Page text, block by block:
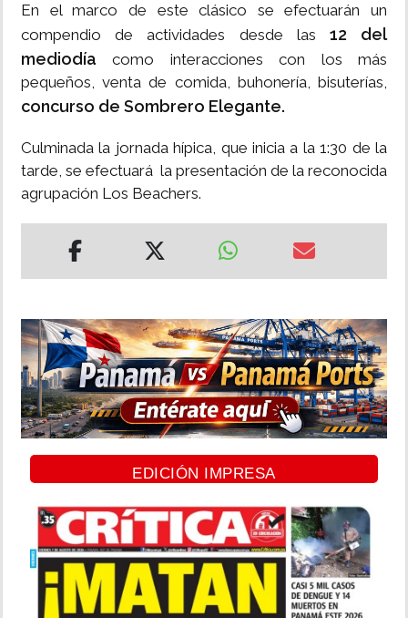
En el marco de este clásico se efectuarán un
compendio de actividades desde las 12 del
mediodía como interacciones con los más
pequeños, venta de comida, buhonería, bisuterías,
concurso de Sombrero Elegante.
Culminada la jornada hípica, que inicia a la 1:30 de la
tarde, se efectuará la presentación de la reconocida
agrupación Los Beachers.
EDICIÓN IMPRESA